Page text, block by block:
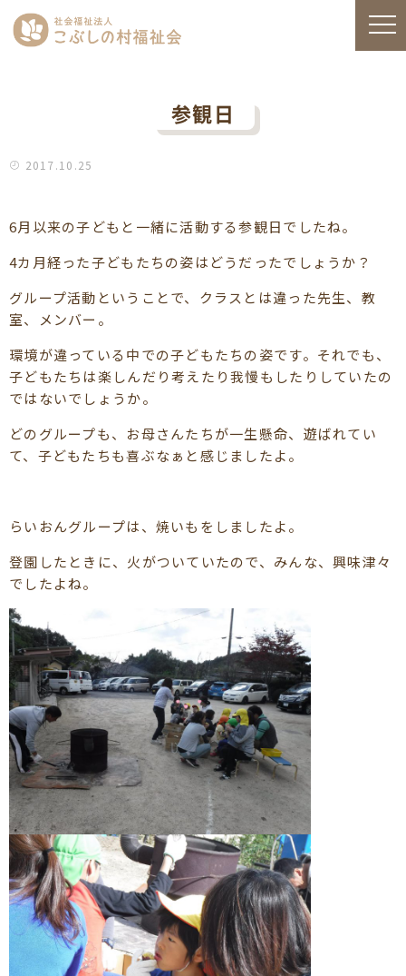
参観日
2017.10.25
6月以来の子どもと一緒に活動する参観日でしたね。
4カ月経った子どもたちの姿はどうだったでしょうか？
グループ活動ということで、クラスとは違った先生、教
室、メンバー。
環境が違っている中での子どもたちの姿です。それでも、
子どもたちは楽しんだり考えたり我慢もしたりしていたの
ではないでしょうか。
どのグループも、お母さんたちが一生懸命、遊ばれてい
て、子どもたちも喜ぶなぁと感じましたよ。
らいおんグループは、焼いもをしましたよ。
登園したときに、火がついていたので、みんな、興味津々
でしたよね。